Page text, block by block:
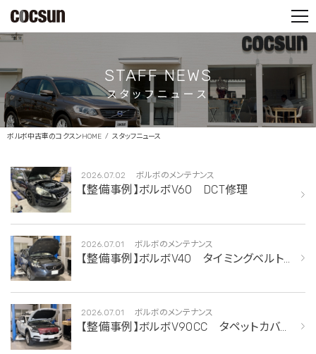
STAFF NEWS
スタッフニュース
ボルボ中古車のコクスンHOME スタッフニュース
2026.07.02 ボルボのメンテナンス
【整備事例】ボルボV60 DCT修理
2026.07.01 ボルボのメンテナンス
【整備事例】ボルボV40 タイミングベルト
2026.07.01 ボルボのメンテナンス
【整備事例】ボルボV90CC タペットカバー